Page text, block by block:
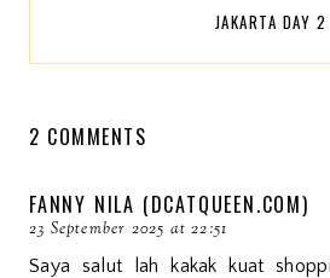
JAKARTA DAY 2
2 COMMENTS
FANNY NILA (DCATQUEEN.COM)
23 September 2025 at 22:51
Saya salut lah kakak kuat